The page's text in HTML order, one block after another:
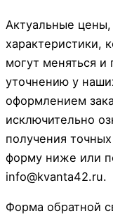
Актуальные цены,
характеристики,
могут меняться и
уточнению у
оформлением
исключительно
получения
форму ниже или
info@kvanta42.ru.
Форма обратной